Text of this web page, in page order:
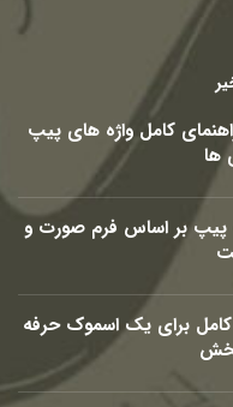
کامل واژه های پیپ
ها
پیپ بر اساس فرم صورت و
برای یک اسموک حرفه